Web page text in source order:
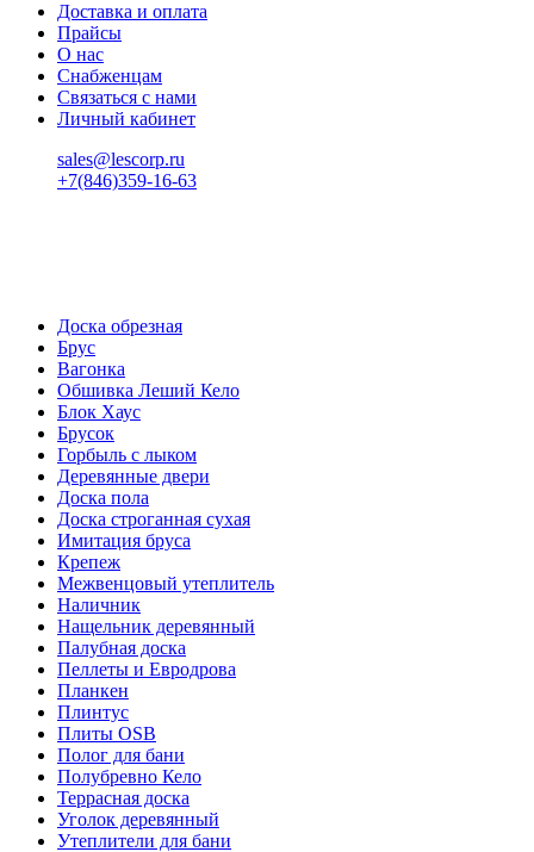
Доставка и оплата
Прайсы
О нас
Снабженцам
Связаться с нами
Личный кабинет
sales@lescorp.ru
+7(846)359-16-63
Доска обрезная
Брус
Вагонка
Обшивка Леший Кело
Блок Хаус
Брусок
Горбыль с лыком
Деревянные двери
Доска пола
Доска строганная сухая
Имитация бруса
Крепеж
Межвенцовый утеплитель
Наличник
Нащельник деревянный
Палубная доска
Пеллеты и Евродрова
Планкен
Плинтус
Плиты OSB
Полог для бани
Полубревно Кело
Террасная доска
Уголок деревянный
Утеплители для бани